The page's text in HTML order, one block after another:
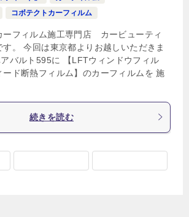
コボテクトカーフィルム
ーフィルム施工専門店 カービューティ
。 今回は東京都よりお越しいただきま
バルト595に 【LFTウィンドウフィル
ード断熱フィルム】のカーフィルムを 施
続きを読む